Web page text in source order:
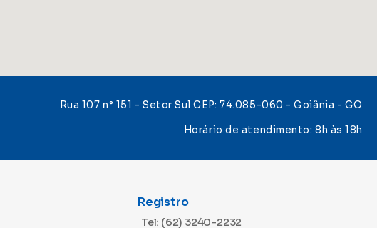
Rua 107 n° 151 - Setor Sul CEP: 74.085-060 - Goiânia - GO
Horário de atendimento: 8h às 18h
Registro
Tel: (62) 3240-2232